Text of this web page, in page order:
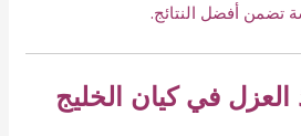
تضمن أفضل النتائج.
في كيان الخليج